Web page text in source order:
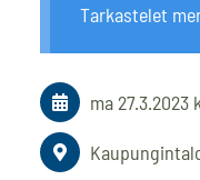
Tarkastelet
ma 27.3.2023